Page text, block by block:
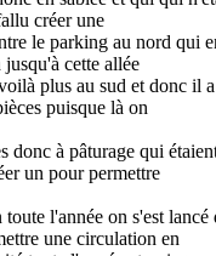
créer une
le parking au nord qui
cette allée
plus au sud et donc il
puisque là on
donc à pâturage qui
un pour permettre
l'année on s'est
une circulation en